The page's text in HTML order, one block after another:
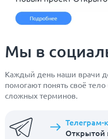
Мы в
Каждый день наши врачи
помогают понять своё
сложных терминов.
Телеграм-
Открытой